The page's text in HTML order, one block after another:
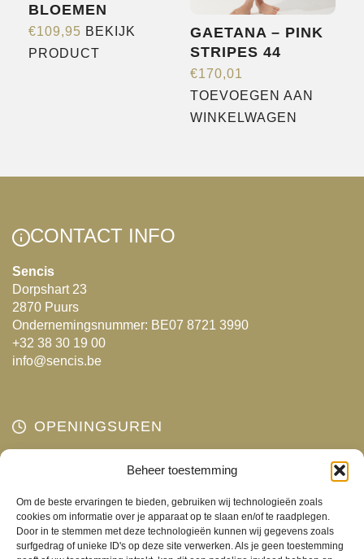
Beheer toestemming
Om de beste ervaringen te bieden, gebruiken wij technologieën zoals
cookies om informatie over je apparaat op te slaan en/of te raadplegen.
Door in te stemmen met deze technologieën kunnen wij gegevens zoals
surfgedrag of unieke ID's op deze site verwerken. Als je geen toestemming
de
productpagina
de
productpagina
BLOEMEN
€109,95 BEKIJK
PRODUCT
gekozen
GAETANA – PINK
STRIPES 44
€170,01
TOEVOEGEN AAN
WINKELWAGEN
CONTACT INFO
Sencis
Dorpshart 23
2870 Puurs
Ondernemingsnummer: BE07 8721 3990
+32 38 30 19 00
info@sencis.be
OPENINGSUREN
Gesloten
Woensdag
10:00 - 18:00
Donderdag
10:00 - 18:00